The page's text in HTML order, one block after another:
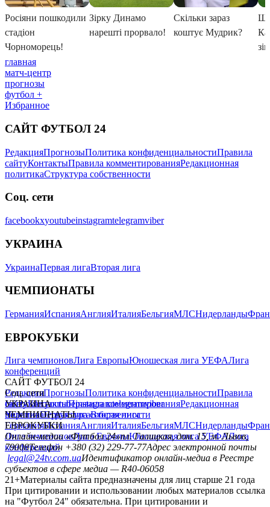
главная
матч-центр
прогнозы
футбол +
Избранное
САЙТ ФУТБОЛ 24
РедакцияПрогнозыПолитика конфиденциальностиПравила
сайтуКонтактыПравила комментированияРедакционная
политикаСтруктура собственности
Соц. сети
facebookxyoutubeinstagramtelegramviber
УКРАИНА
УкраинаПервая лигаВторая лига
ЧЕМПИОНАТЫ
ГерманияИспанияАнглияИталияБельгияМЛСНидерланды
ЕВРОКУБКИ
Лига чемпионовЛига ЕвропыЮношеская лига УЕФАЛига
конференций
САЙТ ФУТБОЛ 24
РедакцияПрогнозыПолитика конфиденциальностиПравила
сайтуКонтактыПравила комментированияРедакционная
политикаСтруктура собственности
Соц. сети
facebookxyoutubeinstagramtelegramviber
УКРАИНА
УкраинаПервая лигаВторая лига
ЧЕМПИОНАТЫ
ГерманияИспанияАнглияИталияБельгияМЛСНидерланды
ЕВРОКУБКИ
Лига чемпионовЛига ЕвропыЮношеская лига УЕФАЛига
конференций
Онлайн-медиа «Футбол 24»пл. Галицкая, дом. 15, м. Львов,
79008Телефон +380 (32) 229-77-77Адрес электронной почты
legal@24tv.com.uaИдентификатор онлайн-медиа в Реестре
субъектов в сфере медиа — R40-06058
21+Материалы сайта предназначены для лиц старше 21 года
При цитировании и использовании любых материалов ссылка
на "Футбол 24" обязательна. При цитировании и